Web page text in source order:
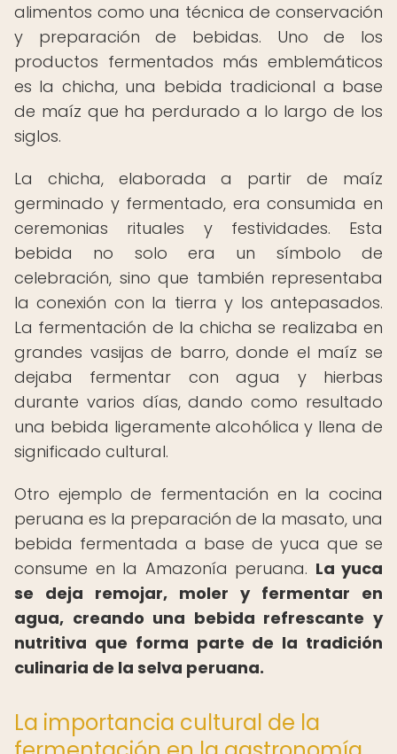
alimentos como una técnica de conservación
y preparación de bebidas. Uno de los
productos fermentados más emblemáticos
es la chicha, una bebida tradicional a base
de maíz que ha perdurado a lo largo de los
siglos.
La chicha, elaborada a partir de maíz
germinado y fermentado, era consumida en
ceremonias rituales y festividades. Esta
bebida no solo era un símbolo de
celebración, sino que también representaba
la conexión con la tierra y los antepasados.
La fermentación de la chicha se realizaba en
grandes vasijas de barro, donde el maíz se
dejaba fermentar con agua y hierbas
durante varios días, dando como resultado
una bebida ligeramente alcohólica y llena de
significado cultural.
Otro ejemplo de fermentación en la cocina
peruana es la preparación de la masato, una
bebida fermentada a base de yuca que se
consume en la Amazonía peruana. La yuca
se deja remojar, moler y fermentar en
agua, creando una bebida refrescante y
nutritiva que forma parte de la tradición
culinaria de la selva peruana.
La importancia cultural de la